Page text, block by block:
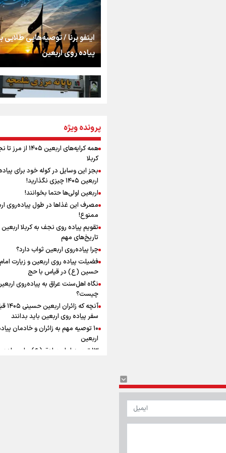
اشک
جمله‌ای که بغض
را شکست؛ «آهای مردم،
تهران رفتند»
سه حسرتی که به
نگاه تمدنی رهبر
فضای مجازی
رابطه کارگر و کارفرما
به زوجیت
اینفو برنا / توصیه‌هایی طلایی
پیاده روی اربعین
اینفو برنا / جدول کامل فاصله
شلمچه تا شهرهای زیارتی عراق
اینفو برنا/ میزان مالیات بر ارزش
افزوده چقدر است؟
اینفوبرنا/ سقف معافیت مالیاتی
حقوق کارکنان دولت و
در بودجه ۱۴۰۵ چقدر است؟
پرونده ویژه
همه کرایه‌های اربعین ۱۴۰۵
کربلا
بجز این وسایل در کوله خود برای
اربعین ۱۴۰۵ چیزی نگذارید!
اربعین اولی‌ها حتما بخوانند!
مصرف این غذاها در طول پیاده‌روی
ممنوع!
تاریخ‌های مهم
چرا پیاده‌روی اربعین ثواب دارد؟
فضیلت پیاده روی اربعین و زیارت امام
حسین (ع) در قیاس با حج
نگاه اهل‌سنت عراق به پیاده‌روی
چیست؟
آنچه که
سفر پیاده روی اربعین باید بدانند
۱۰ توصیه مهم به زائران و خادمان
اربعین
۱۳ توصیه امام صادق (ع) برای
نظرسنجی